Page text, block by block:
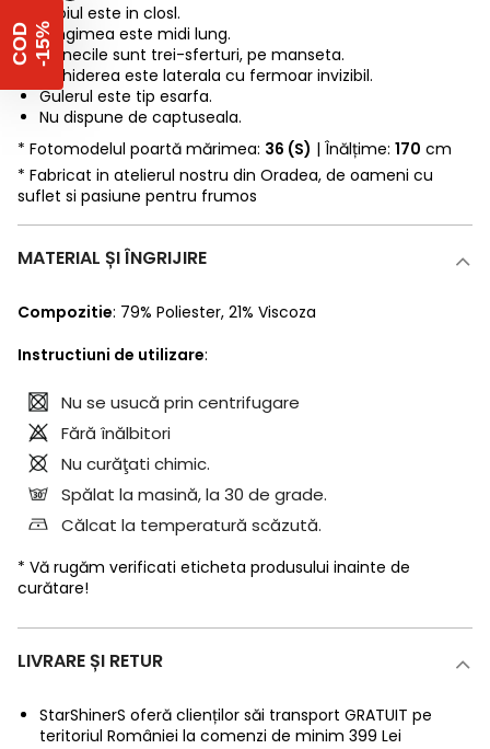
Croiul este in closl.
Lungimea este midi lung.
Manecile sunt trei-sferturi, pe manseta.
Inchiderea este laterala cu fermoar invizibil.
Gulerul este tip esarfa.
Nu dispune de captuseala.
* Fotomodelul poartă mărimea: 36 (S) | Înălțime: 170 cm
* Fabricat in atelierul nostru din Oradea, de oameni cu
suflet si pasiune pentru frumos
MATERIAL ȘI ÎNGRIJIRE
Compozitie: 79% Poliester, 21% Viscoza
Instructiuni de utilizare:
Nu se usucă prin centrifugare
Fără înălbitori
Nu curăţati chimic.
Spălat la masină, la 30 de grade.
Călcat la temperatură scăzută.
* Vă rugăm verificati eticheta produsului inainte de
curătare!
LIVRARE ȘI RETUR
StarShinerS oferă clienților săi transport GRATUIT pe
teritoriul României la comenzi de minim 399 Lei
C
O
D
-
1
5 %